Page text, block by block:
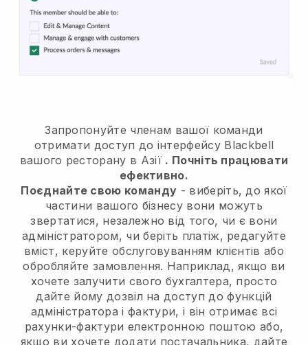
Запропонуйте членам вашої команди
отримати доступ до інтерфейсу Blackbell
вашого ресторану в Азії . Почніть працювати
ефективно.
Поєднайте свою команду - виберіть, до якої
частини вашого бізнесу вони можуть
звертатися, незалежно від того, чи є вони
адміністратором, чи беріть платіж, редагуйте
вміст, керуйте обслуговуванням клієнтів або
обробляйте замовлення. Наприклад, якщо ви
хочете залучити свого бухгалтера, просто
дайте йому дозвіл на доступ до функцій
адміністратора і фактури, і він отримає всі
рахунки-фактури електронною поштою або,
якщо ви хочете додати постачальника, дайте